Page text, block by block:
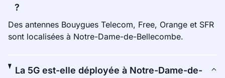
?
Des antennes Bouygues Telecom, Free, Orange et SFR
sont localisées à Notre-Dame-de-Bellecombe.
La 5G est-elle déployée à Notre-Dame-de-